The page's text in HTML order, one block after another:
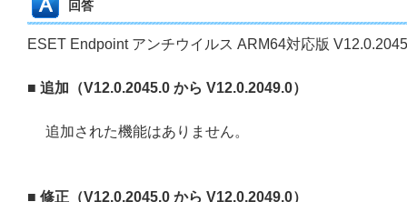
回答
ESET Endpoint アンチウイルス ARM64対応版
■ 追加（V12.0.2045.0 から V12.0.2049.0）
追加された機能はありません。
■ 修正（V12.0.2045.0 から V12.0.2049.0）